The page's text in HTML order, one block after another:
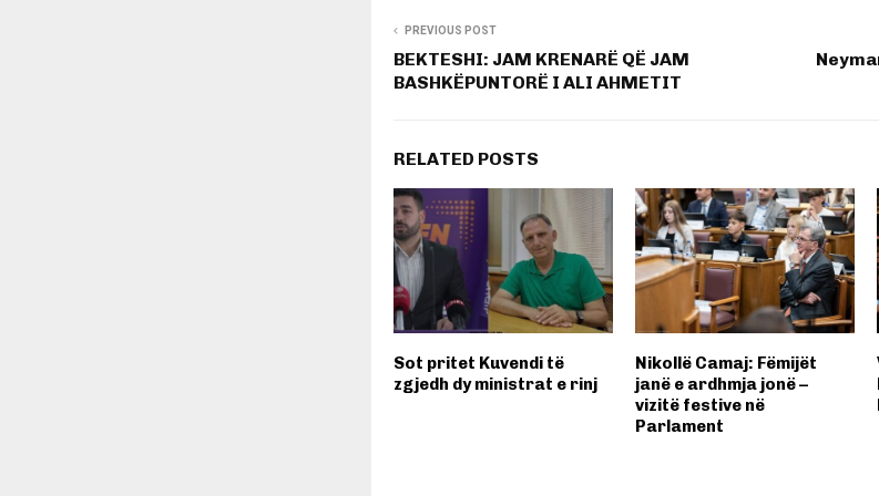
PREVIOUS POST
BEKTESHI: JAM KRENARË QË JAM
BASHKËPUNTORË I ALI AHMETIT
RELATED POSTS
Sot pritet Kuvendi të
zgjedh dy ministrat e rinj
Nikollë Camaj: Fëmijët
janë e ardhmja jonë –
vizitë festive në
Parlament